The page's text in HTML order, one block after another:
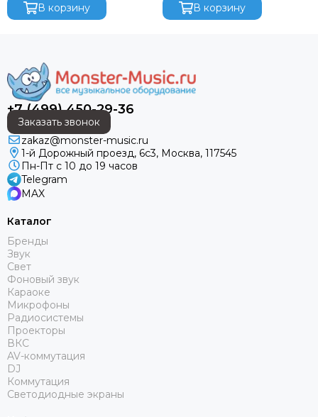
Audiorus
Ayrton
Behringer
Beyerdynamic
Bristage
Chamsys
CHAUVET
Clay Paky
CODE
Color Imagination
Coreat
CRCBOX
Cree Led
Crown
CVGAUDIO
DAS AUDIO
dB Technologies
DBX
DIALighting
DieHard
управления, 28 кнопок для
управления (вкл/
В корзину
помощи смартфона/
планшета на базе опера
В корзину
+7 (499) 450-29-36
Заказать звонок
zakaz@monster-music.ru
1-й Дорожный проезд, 6с3, Москва, 117545
Пн-Пт с 10 до 19 часов
Telegram
MAX
Каталог
Бренды
Звук
Свет
Фоновый звук
Караоке
Микрофоны
Радиосистемы
Проекторы
ВКС
AV-коммутация
DJ
Коммутация
Светодиодные экраны